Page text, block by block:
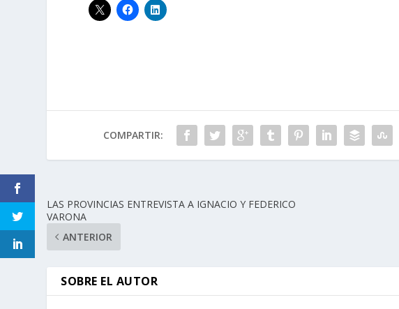
COMPARTIR:
LAS PROVINCIAS ENTREVISTA A IGNACIO Y FEDERICO
VARONA
ANTERIOR
SOBRE EL AUTOR